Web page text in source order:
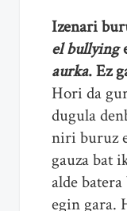
Izenari
el bullying
aurka. Ez
Hori da
dugula
niri buruz
gauza bat
alde
egin gara.